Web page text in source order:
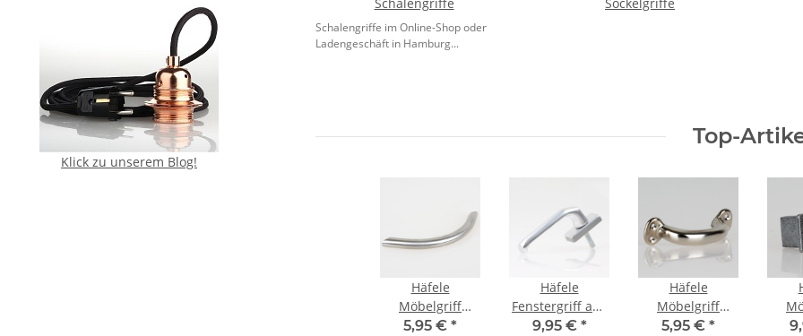
Schalengriffe im Online-Shop oder
Ladengeschäft in Hamburg...
Top-
Häfele
Möbelgriff
Bogengriff
5,95 € *
Häfele
Fenstergriff aus
Aluminium für
9,95 € *
Häfele
Möbelgriff
Bogengriff Stahl
5,95 € *
Klick zu unserem Blog!